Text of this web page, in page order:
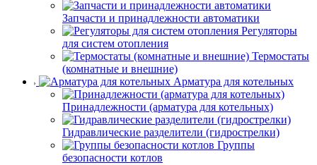
Запчасти и принадлежности автоматики
Регуляторы
для систем отопления
Термостаты
(комнатные и внешние)
Арматура для котельных
Принадлежности (арматура для котельных)
Гидравлические разделители (гидрострелки)
Группы
безопасности котлов